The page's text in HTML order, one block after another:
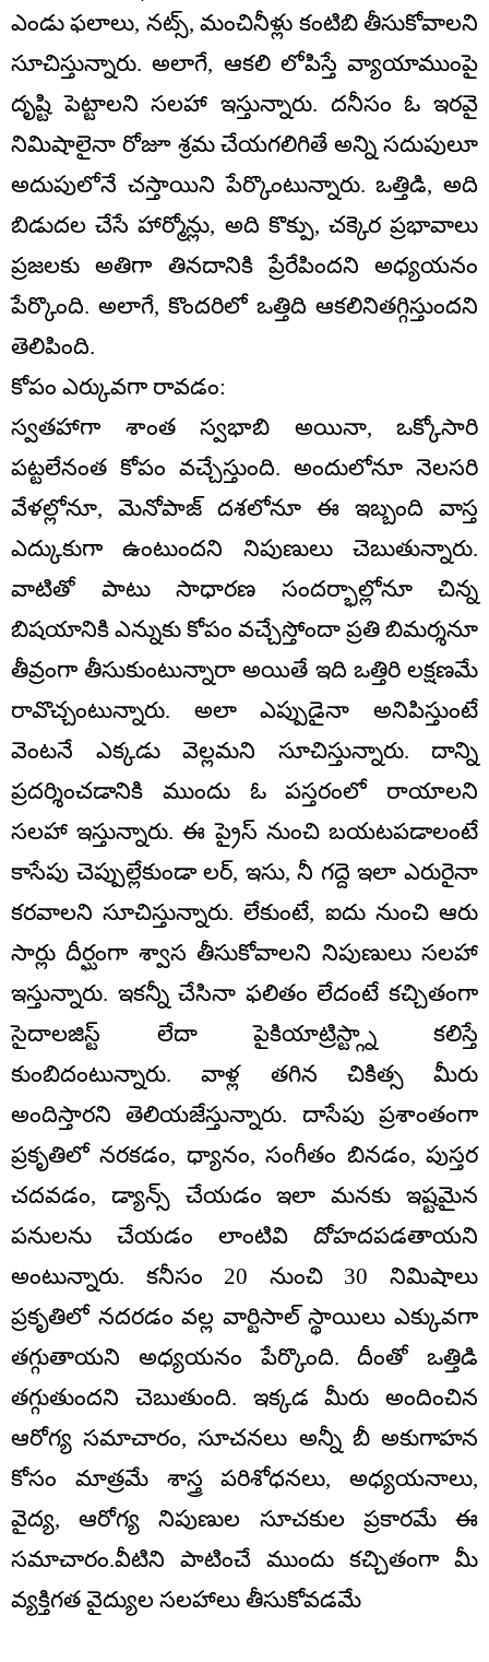
ఎండు ఫలాలు, నట్స్, మంచినీళ్లు కంటిబి తీసుకోవాలని
సూచిస్తున్నారు. అలాగే, ఆకలి లోపిస్తే వ్యాయాముంపై
దృష్టి పెట్టాలని సలహా ఇస్తున్నారు. దనీసం ఓ ఇరవై
నిమిషాలైనా రోజూ శ్రమ చేయగలిగితే అన్ని సదుపులూ
అదుపులోనే చస్తాయిని పేర్కొంటున్నారు. ఒత్తిడి, అది
బిడుదల చేసే హార్మోన్లు, అది కొక్పు, చక్కెర ప్రభావాలు
ప్రజలకు అతిగా తినదానికి ప్రేరేపిందని అధ్యయనం
పేర్కొంది. అలాగే, కొందరిలో ఒత్తిది ఆకలినితగ్గిస్తుందని
తెలిపింది.
కోపం ఎర్కువగా రావడం:
స్వతహాగా శాంత స్వభాబి అయినా, ఒక్కోసారి
పట్టలేనంత కోపం వచ్చేస్తుంది. అందులోనూ నెలసరి
వేళల్లోనూ, మెనోపాజ్ దశలోనూ ఈ ఇబ్బంది వాస్త
ఎద్కుకుగా ఉంటుందని నిపుణులు చెబుతున్నారు.
వాటితో పాటు సాధారణ సందర్భాల్లోనూ చిన్న
బిషయానికి ఎన్నుకు కోపం వచ్చేస్తోందా ప్రతి బిమర్శనూ
తీవ్రంగా తీసుకుంటున్నారా అయితే ఇది ఒత్తిరి లక్షణమే
రావొచ్చంటున్నారు. అలా ఎప్పుడైనా అనిపిస్తుంటే
వెంటనే ఎక్కడు వెల్లమని సూచిస్తున్నారు. దాన్ని
ప్రదర్శించడానికి ముందు ఓ పస్తరంలో రాయాలని
సలహా ఇస్తున్నారు. ఈ ప్రైస్ నుంచి బయటపడాలంటే
కాసేపు చెప్పుల్లేకుండా లర్, ఇసు, నీ గద్దె ఇలా ఎరురైనా
కరవాలని సూచిస్తున్నారు. లేకుంటే, ఐదు నుంచి ఆరు
సార్లు దీర్ఘంగా శ్వాస తీసుకోవాలని నిపుణులు సలహా
ఇస్తున్నారు. ఇకన్నీ చేసినా ఫలితం లేదంటే కచ్చితంగా
సైదాలజిస్ట్ లేదా పైకియాట్రిస్ట్గ్నా కలిస్తే
కుంబిదంటున్నారు. వాళ్ల తగిన చికిత్స మీరు
అందిస్తారని తెలియజేస్తున్నారు. దాసేపు ప్రశాంతంగా
ప్రకృతిలో నరకడం, ధ్యానం, సంగీతం బినడం, పుస్తర
చదవడం, డ్యాన్స్ చేయడం ఇలా మనకు ఇష్టమైన
పనులను చేయడం లాంటివి దోహదపడతాయని
అంటున్నారు. కనీసం 20 నుంచి 30 నిమిషాలు
ప్రకృతిలో నదరడం వల్ల వార్టిసాల్ స్థాయిలు ఎక్కువగా
తగ్గుతాయని అధ్యయనం పేర్కొంది. దీంతో ఒత్తిడి
తగ్గుతుందని చెబుతుంది. ఇక్కడ మీరు అందించిన
ఆరోగ్య సమాచారం, సూచనలు అన్నీ బీ అకుగాహన
కోసం మాత్రమే శాస్త్ర పరిశోధనలు, అధ్యయనాలు,
వైద్య, ఆరోగ్య నిపుణుల సూచకుల ప్రకారమే ఈ
సమాచారం.వీటిని పాటించే ముందు కచ్చితంగా మీ
వ్యక్తిగత వైద్యుల సలహాలు తీసుకోవడమే